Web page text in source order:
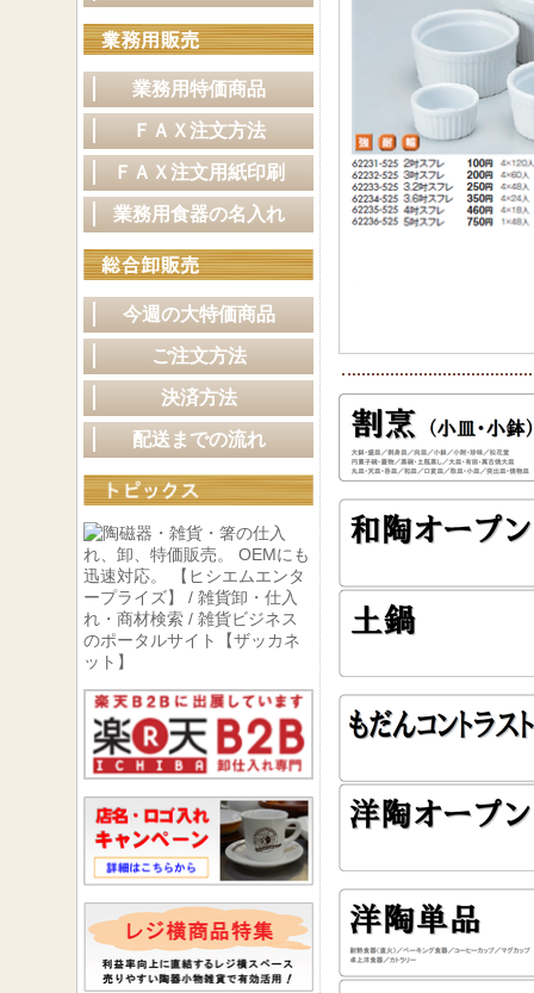
業務用特価商品
ＦＡＸ注文方法
ＦＡＸ注文用紙印刷
業務用食器の名入れ
今週の大特価商品
ご注文方法
決済方法
配送までの流れ